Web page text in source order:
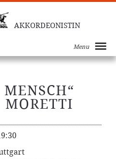
AKKORDEONISTIN
Menu
MENSCH“